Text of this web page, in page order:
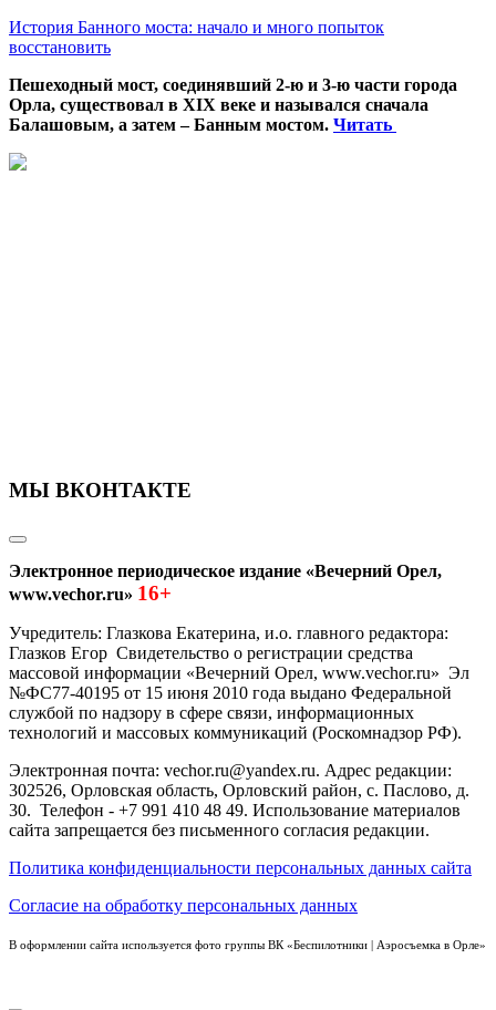
История Банного моста: начало и много попыток
восстановить
Пешеходный мост, соединявший 2-ю и 3-ю части города
Орла, существовал в XIX веке и назывался сначала
Балашовым, а затем – Банным мостом. Читать
МЫ ВКОНТАКТЕ
Электронное периодическое издание «Вечерний Орел,
www.vechor.ru» 16+
Учредитель: Глазкова Екатерина, и.о. главного редактора:
Глазков Егор Свидетельство о регистрации средства
массовой информации «Вечерний Орел, www.vechor.ru» Эл
№ФС77-40195 от 15 июня 2010 года выдано Федеральной
службой по надзору в сфере связи, информационных
технологий и массовых коммуникаций (Роскомнадзор РФ).
Электронная почта: vechor.ru@yandex.ru. Адрес редакции:
302526, Орловская область, Орловский район, с. Паслово, д.
30. Телефон - +7 991 410 48 49. Использование материалов
сайта запрещается без письменного согласия редакции.
Политика конфиденциальности персональных данных сайта
Согласие на обработку персональных данных
В оформлении сайта используется фото группы ВК «Беспилотники | Аэросъемка в Орле»